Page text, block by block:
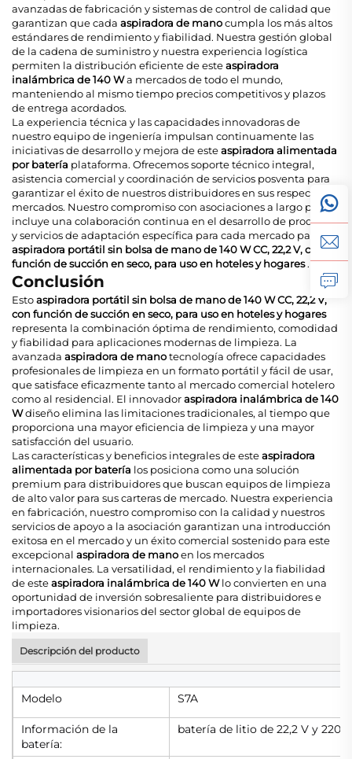
avanzadas de fabricación y sistemas de control de calidad que
garantizan que cada aspiradora de manocumpla los más altos
estándares de rendimiento y fiabilidad. Nuestra gestión global
de la cadena de suministro y nuestra experiencia logística
permiten la distribución eficiente de esteaspiradora
inalámbrica de 140 Wa mercados de todo el mundo,
manteniendo al mismo tiempo precios competitivos y plazos
de entrega acordados.
La experiencia técnica y las capacidades innovadoras de
nuestro equipo de ingeniería impulsan continuamente las
iniciativas de desarrollo y mejora de esteaspiradora alimentada
por batería plataforma. Ofrecemos soporte técnico integral,
asistencia comercial y coordinación de servicios posventa para
garantizar el éxito de nuestros distribuidores en sus respectivos
mercados. Nuestro compromiso con asociaciones a largo plazo
incluye una colaboración continua en el desarrollo de productos
y servicios de adaptación específica para cada mercado para el
aspiradora portátil sin bolsa de mano de 140 W CC, 22,2 V, con
función de succión en seco, para uso en hoteles y hogares.
Conclusión
Estoaspiradora portátil sin bolsa de mano de 140 W CC, 22,2 V,
con función de succión en seco, para uso en hoteles y hogares
representa la combinación óptima de rendimiento, comodidad
y fiabilidad para aplicaciones modernas de limpieza. La
avanzada aspiradora de manotecnología ofrece capacidades
profesionales de limpieza en un formato portátil y fácil de usar,
que satisface eficazmente tanto al mercado comercial hotelero
como al residencial. El innovadoraspiradora inalámbrica de 140
Wdiseño elimina las limitaciones tradicionales, al tiempo que
proporciona una mayor eficiencia de limpieza y una mayor
satisfacción del usuario.
Las características y beneficios integrales de esteaspiradora
alimentada por batería los posiciona como una solución
premium para distribuidores que buscan equipos de limpieza
de alto valor para sus carteras de mercado. Nuestra experiencia
en fabricación, nuestro compromiso con la calidad y nuestros
servicios de apoyo a la asociación garantizan una introducción
exitosa en el mercado y un éxito comercial sostenido para este
excepcional aspiradora de manoen los mercados
internacionales. La versatilidad, el rendimiento y la fiabilidad
de esteaspiradora inalámbrica de 140 Wlo convierten en una
oportunidad de inversión sobresaliente para distribuidores e
importadores visionarios del sector global de equipos de
limpieza.
Descripción del producto
Modelo S7A
Información de la
batería:
batería de litio de 22,2 V y